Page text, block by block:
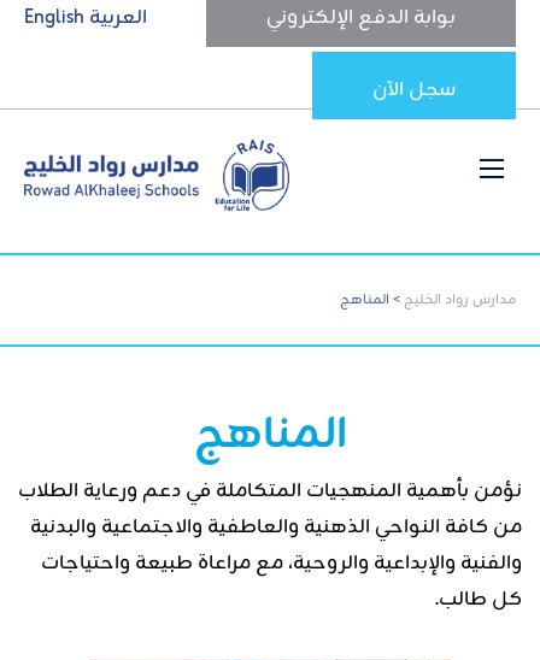
بوابة الدفع الإلكتروني
سجل الآن
العربية English
مدارس رواد الخليج > المناهج
المناهج
نؤمن بأهمية المنهجيات المتكاملة في دعم ورعاية الطلاب
من كافة النواحي الذهنية والعاطفية والاجتماعية والبدنية
والفنية والإبداعية والروحية، مع مراعاة طبيعة واحتياجات
كل طالب.